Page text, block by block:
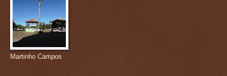
Martinho Campos